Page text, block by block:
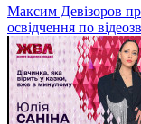
Максим Девізоров
освідчення по